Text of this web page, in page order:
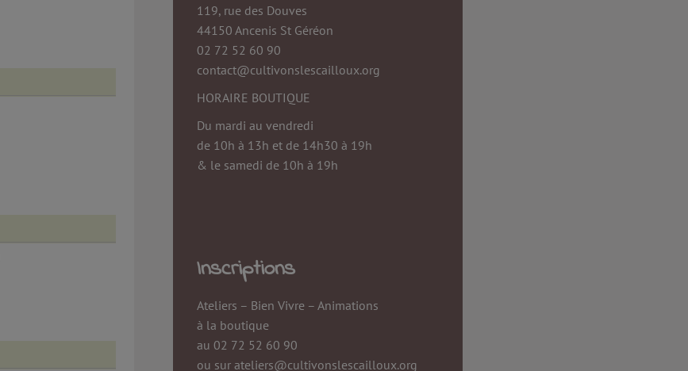
119, rue des Douves
44150 Ancenis St Géréon
02 72 52 60 90
contact@cultivonslescailloux.org
HORAIRE BOUTIQUE
Du mardi au vendredi
de 10h à 13h et de 14h30 à 19h
& le samedi de 10h à 19h
Inscriptions
Ateliers – Bien Vivre – Animations
à la boutique
au 02 72 52 60 90
ou sur ateliers@cultivonslescailloux.org